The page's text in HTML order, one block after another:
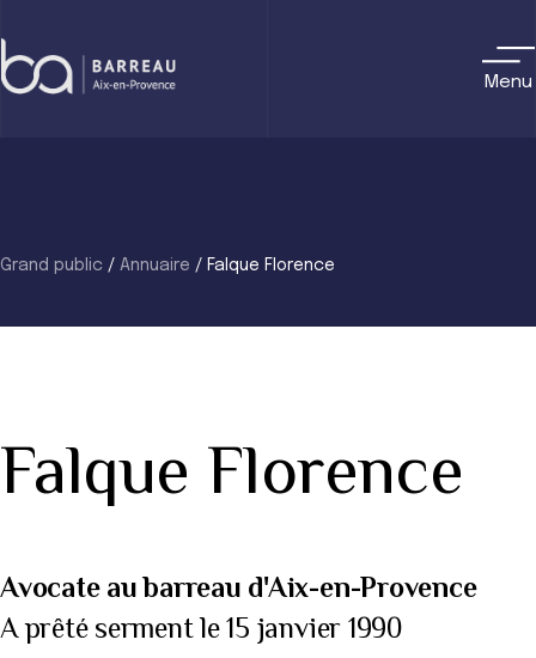
to
content
Menu
Grand public / Annuaire / Falque Florence
Falque Florence
Avocate au barreau d'Aix-en-Provence
A prêté serment le 15 janvier 1990